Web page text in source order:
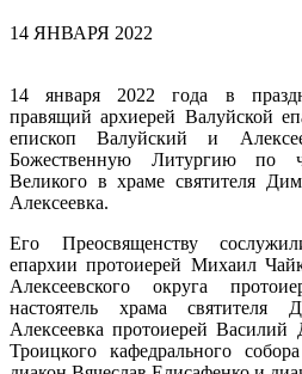
14 ЯНВАРЯ 2022
14 января 2022 года в
правящий архиерей Валуйской
епископ Валуйский и
Божественную Литургию по
Великого в храме святителя
Алексеевка.
Его Преосвященству
епархии протоиерей Михаил
Алексеевского округа
настоятель храма святителя
Алексеевка протоиерей Василий
Троицкого кафедрального